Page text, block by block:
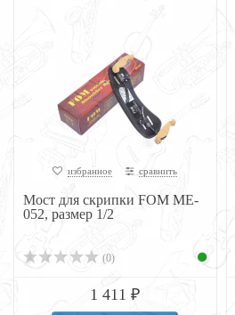
избранное сравнить
Мост для скрипки FOM ME-
052, размер 1/2
(0)
1 411 ₽